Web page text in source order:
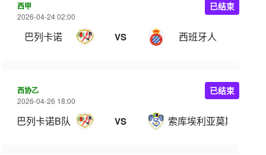
西甲
2026-04-24 02:00
巴列卡诺 VS 西班牙人
已结束
西协乙
2026-04-26 18:00
巴列卡诺B队 VS 索库埃利亚莫斯
已结束